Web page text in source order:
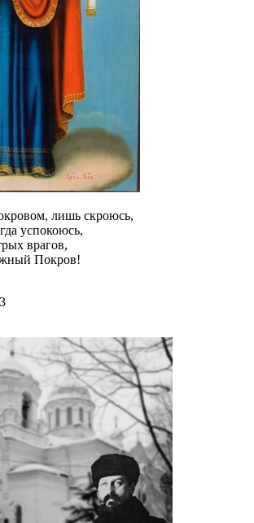
лишь скроюсь,
успокоюсь,
врагов,
Покров!